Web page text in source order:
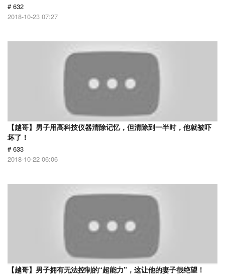
# 632
2018-10-23 07:27
【越哥】男子用高科技仪器清除记忆，但清除到一半时，他就被吓
坏了！
# 633
2018-10-22 06:06
【越哥】男子拥有无法控制的“超能力”，这让他的妻子很绝望！